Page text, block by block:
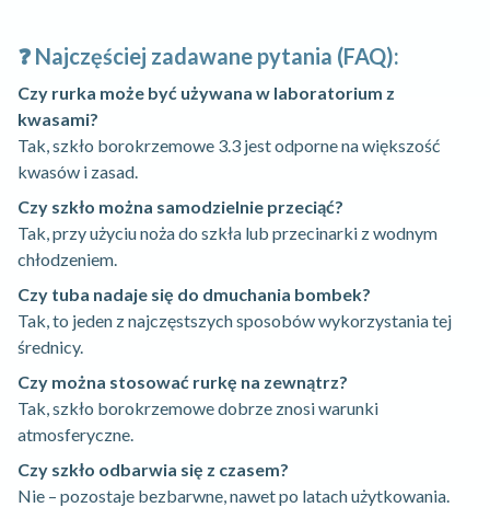
❓ Najczęściej zadawane pytania (FAQ):
Czy rurka może być używana w laboratorium z
kwasami?
Tak, szkło borokrzemowe 3.3 jest odporne na większość
kwasów i zasad.
Czy szkło można samodzielnie przeciąć?
Tak, przy użyciu noża do szkła lub przecinarki z wodnym
chłodzeniem.
Czy tuba nadaje się do dmuchania bombek?
Tak, to jeden z najczęstszych sposobów wykorzystania tej
średnicy.
Czy można stosować rurkę na zewnątrz?
Tak, szkło borokrzemowe dobrze znosi warunki
atmosferyczne.
Czy szkło odbarwia się z czasem?
Nie – pozostaje bezbarwne, nawet po latach użytkowania.